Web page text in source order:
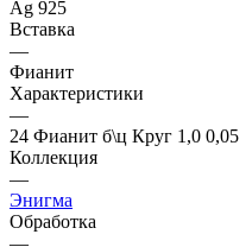
Ag 925
Вставка
—
Фианит
Характеристики
—
24 Фианит б\ц Круг 1,0 0,05
Коллекция
—
Энигма
Обработка
—